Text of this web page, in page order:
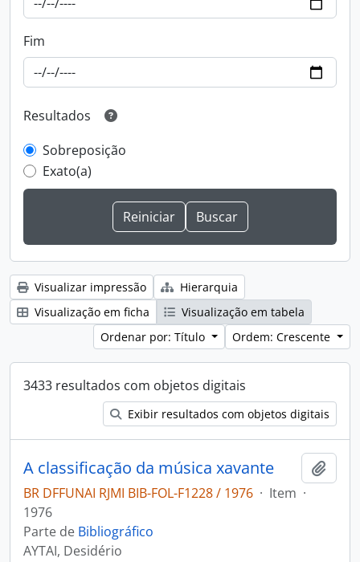
Fim
Resultados
Sobreposição
Exato(a)
Visualizar impressão
Hierarquia
Visualização em ficha
Visualização em tabela
Ordenar por: Título
Ordem: Crescente
3433 resultados com objetos digitais
Exibir resultados com objetos digitais
A classificação da música xavante
BR DFFUNAI RJMI BIB-FOL-F1228 / 1976 · Item ·
1976
Parte de Bibliográfico
AYTAI, Desidério